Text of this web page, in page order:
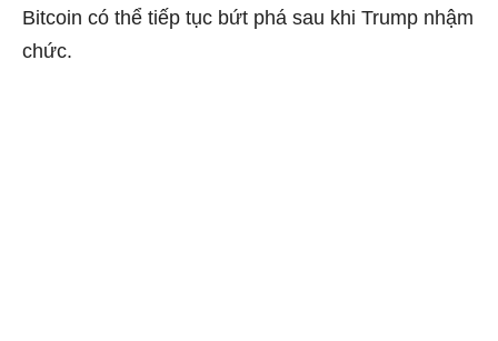
Bitcoin có thể tiếp tục bứt phá sau khi Trump nhậm
chức.